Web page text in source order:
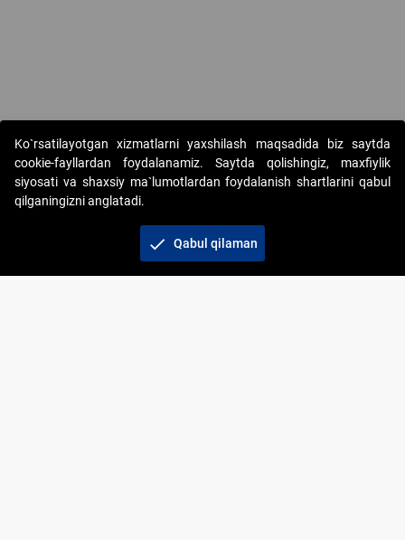
Copyright © 2017-2026. "Elektron onlayn-auksionlarni
tashkil etish" AJ. Barcha huquqlar himoyalangan
Ko`rsatilayotgan xizmatlarni yaxshilash maqsadida biz saytda
cookie-fayllardan foydalanamiz. Saytda qolishingiz, maxfiylik
siyosati va shaxsiy ma`lumotlardan foydalanish shartlarini qabul
qilganingizni anglatadi.
check Qabul qilaman